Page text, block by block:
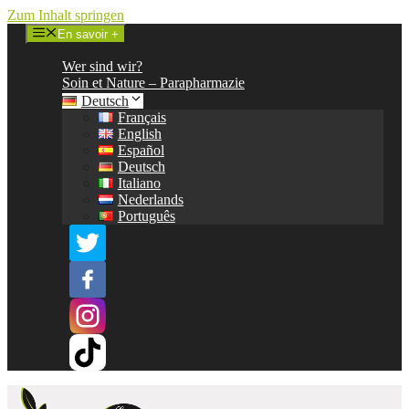
Zum Inhalt springen
En savoir +
Wer sind wir?
Soin et Nature – Parapharmazie
Deutsch
Français
English
Español
Deutsch
Italiano
Nederlands
Português